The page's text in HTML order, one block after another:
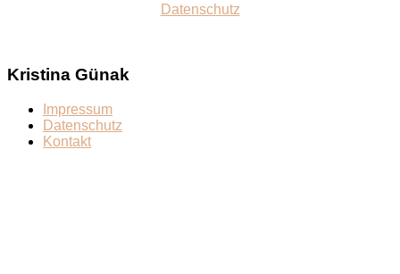
Datenschutz
Kristina Günak
Impressum
Datenschutz
Kontakt